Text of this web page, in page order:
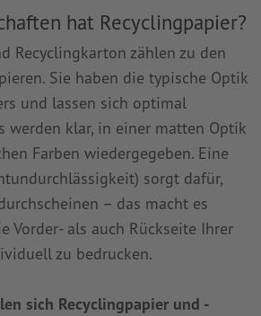
hat Recyclingpapier?
Recyclingkarton zählen zu den
Sie haben die typische Optik
und lassen sich optimal
werden klar, in einer matten Optik
Farben wiedergegeben. Eine
sorgt dafür,
– das macht es
Vorder- als auch Rückseite Ihrer
zu bedrucken.
sich Recyclingpapier und -